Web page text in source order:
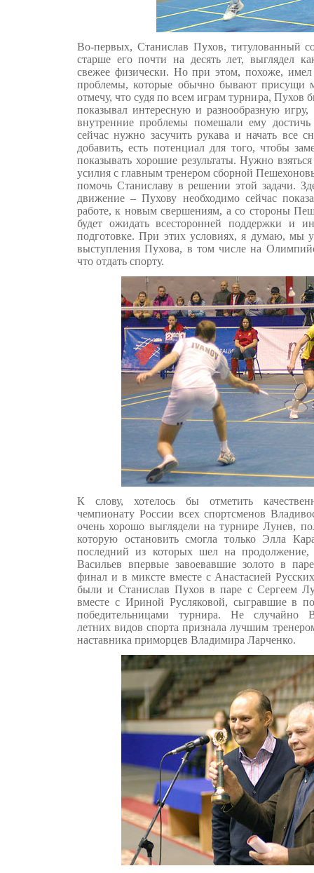
Во-первых, Станислав Пухов, титулованный
старше его почти на десять лет, выглядел
свежее физически. Но при этом, похоже, имел
проблемы, которые обычно бывают присущи
отмечу, что судя по всем играм турнира, Пухов
показывал интересную и разнообразную
внутренние проблемы помешали ему
сейчас нужно засучить рукава и начать все
добавить, есть потенциал для того, чтобы
показывать хорошие результаты. Нужно
усилия с главным тренером сборной
помочь Станиславу в решении этой задачи.
движение – Пухову необходимо сейчас
работе, к новым свершениям, а со стороны
будет ожидать всесторонней поддержки и
подготовке. При этих условиях, я думаю, мы
выступления Пухова, в том числе на
что отдать спорту.
К слову, хотелось бы отметить
чемпионату России всех спортсменов
очень хорошо выглядели на турнире Лунев,
которую остановить смогла только Элла
последний из которых шел на
Васильев впервые завоевавшие золото в
финал и в миксте вместе с Анастасией
были и Станислав Пухов в паре с Сергеем
вместе с Ириной Русляковой, сыгравшие в
победительницами турнира. Не случайно
летних видов спорта признала лучшим
наставника приморцев Владимира Ларченко.